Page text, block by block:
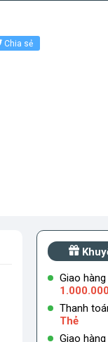
Chia sẻ
Giao
Thanh
Thẻ
Giao